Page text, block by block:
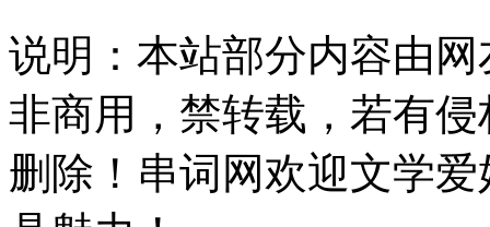
说明：本站部分内容由
非商用，禁转载，若有
删除！串词网欢迎文学